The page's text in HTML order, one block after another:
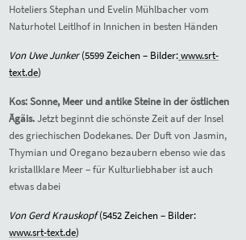
Hoteliers Stephan und Evelin Mühlbacher vom
Naturhotel Leitlhof in Innichen in besten Händen
Von Uwe Junker (5599Zeichen – Bilder:www.srt-
text.de)
Kos: Sonne, Meer und antike Steine in der östlichen
Ägäis.Jetzt beginnt die schönste Zeit auf der Insel
des griechischen Dodekanes. Der Duft von Jasmin,
Thymian und Oregano bezaubern ebenso wie das
kristallklare Meer – für Kulturliebhaber ist auch
etwas dabei
Von Gerd Krauskopf (5452Zeichen – Bilder:
www.srt-text.de)